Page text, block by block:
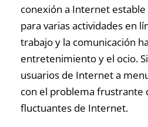
conexión a Internet
para varias actividades en
trabajo y la comunicación
entretenimiento y el ocio.
usuarios de Internet a
con el problema frustrante
fluctuantes de Internet.